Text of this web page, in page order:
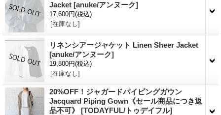
Jacket [anuke/アンヌーク]
17,600円(税込)
[在庫なし]
リネンシアージャケット Linen Sheer Jacket
[anuke/アンヌーク]
19,800円(税込)
[在庫なし]
20%OFF！ジャガードパイピングガウン
Jacquard Piping Gown《セール商品につき返
品不可》 [TODAYFUL/トゥデイフル]